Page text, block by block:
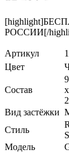
РОССИИ[/
Артикул
Цвет
Состав
Вид застёжки
Стиль
Модель